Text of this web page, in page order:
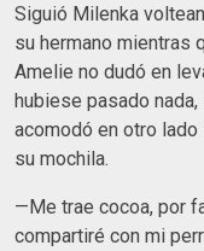
Siguió Milenka
su hermano mientras
Amelie no dudó en
hubiese pasado
acomodó en otro
su mochila.
—Me trae cocoa, por
compartiré con mi